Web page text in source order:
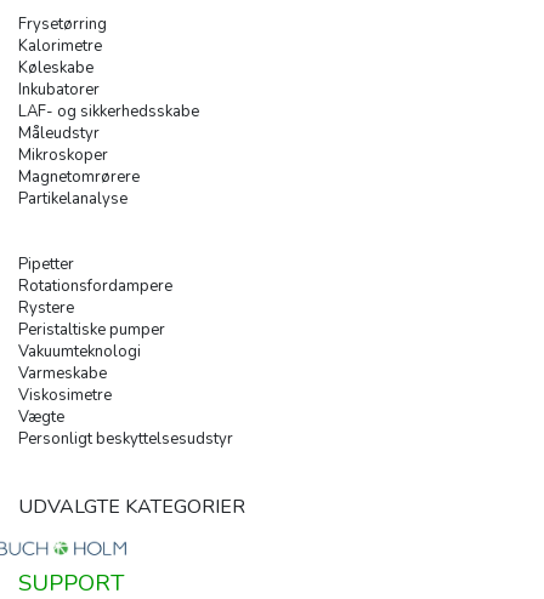
Frysetørring
Kalorimetre
Køleskabe
Inkubatorer
LAF- og sikkerhedsskabe
Måleudstyr
Mikroskoper
Magnetomrørere
Partikelanalyse
Pipetter
Rotationsfordampere
Rystere
Peristaltiske pumper
Vakuumteknologi
Varmeskabe
Viskosimetre
Vægte
Personligt beskyttelsesudstyr
UDVALGTE KATEGORIER
SUPPORT